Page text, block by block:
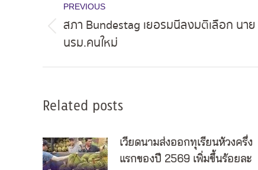
navigation
PREVIOUS
Previous
post:
สภา Bundestag เยอรมนีลงมติเลือก นา
นรม.คนใหม่
Related posts
เวียดนามส่งออกทุเรียนห้วงครึ่ง
แรกของปี 2569 เพิ่มขึ้นร้อยละ